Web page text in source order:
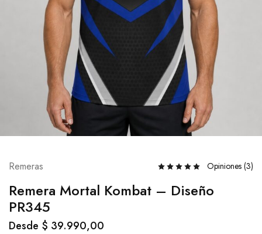
Remeras Opiniones (3)
Remera Mortal Kombat – Diseño
PR345
Desde $ 39.990,00